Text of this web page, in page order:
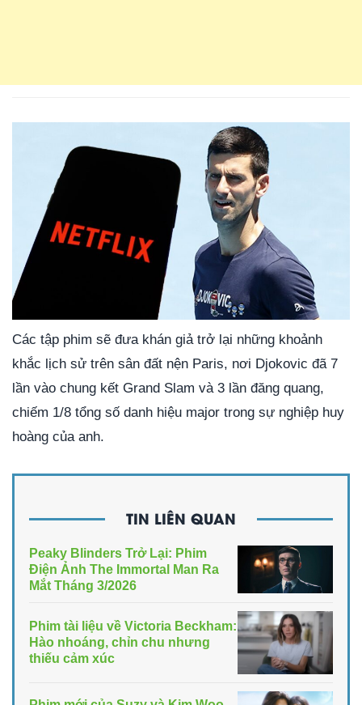
Các tập phim sẽ đưa khán giả trở lại những khoảnh
khắc lịch sử trên sân đất nện Paris, nơi Djokovic đã 7
lần vào chung kết Grand Slam và 3 lần đăng quang,
chiếm 1/8 tổng số danh hiệu major trong sự nghiệp huy
hoàng của anh.
TIN LIÊN QUAN
Peaky Blinders Trở Lại: Phim
Điện Ảnh The Immortal Man Ra
Mắt Tháng 3/2026
Phim tài liệu về Victoria Beckham:
Hào nhoáng, chỉn chu nhưng
thiếu cảm xúc